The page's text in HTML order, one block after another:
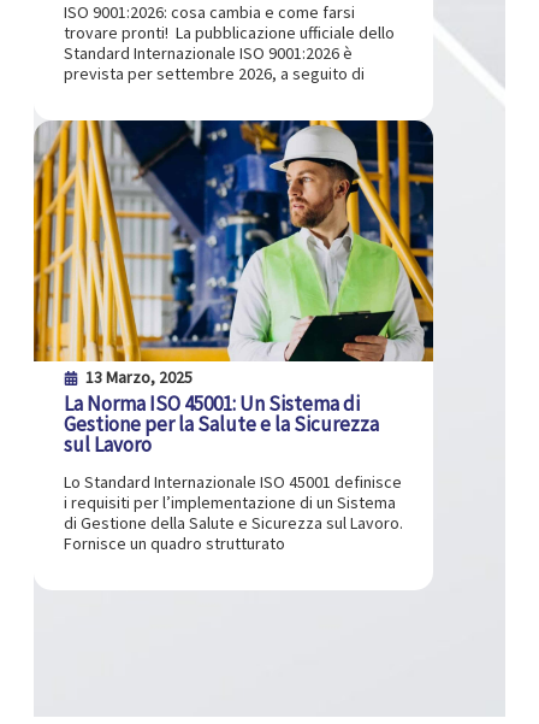
ISO 9001:2026: cosa cambia e come farsi
trovare pronti! La pubblicazione ufficiale dello
Standard Internazionale ISO 9001:2026 è
prevista per settembre 2026, a seguito di
13 Marzo, 2025
La Norma ISO 45001: Un Sistema di
Gestione per la Salute e la Sicurezza
sul Lavoro
Lo Standard Internazionale ISO 45001 definisce
i requisiti per l’implementazione di un Sistema
di Gestione della Salute e Sicurezza sul Lavoro.
Fornisce un quadro strutturato